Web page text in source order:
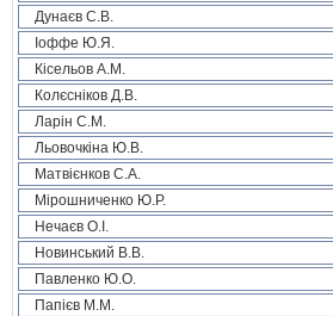
Дунаєв С.В.
Іоффе Ю.Я.
Кісельов А.М.
Колєсніков Д.В.
Ларін С.М.
Льовочкіна Ю.В.
Матвієнков С.А.
Мірошниченко Ю.Р.
Нечаєв О.І.
Новинський В.В.
Павленко Ю.О.
Папієв М.М.